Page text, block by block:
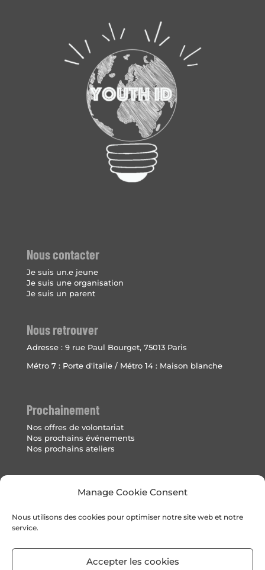
Manage Cookie Consent
Nous utilisons des cookies pour optimiser notre site web et notre
service.
Accepter les cookies
Nous contacter
Je suis un.e jeune
Je suis une organisation
Je suis un parent
Nous retrouver
Adresse : 9 rue Paul Bourget, 75013 Paris
Métro 7 : Porte d'italie / Métro 14 : Maison blanche
Prochainement
Nos offres de volontariat
Nos prochains événements
Nos prochains ateliers
Politique de cookies (UE)